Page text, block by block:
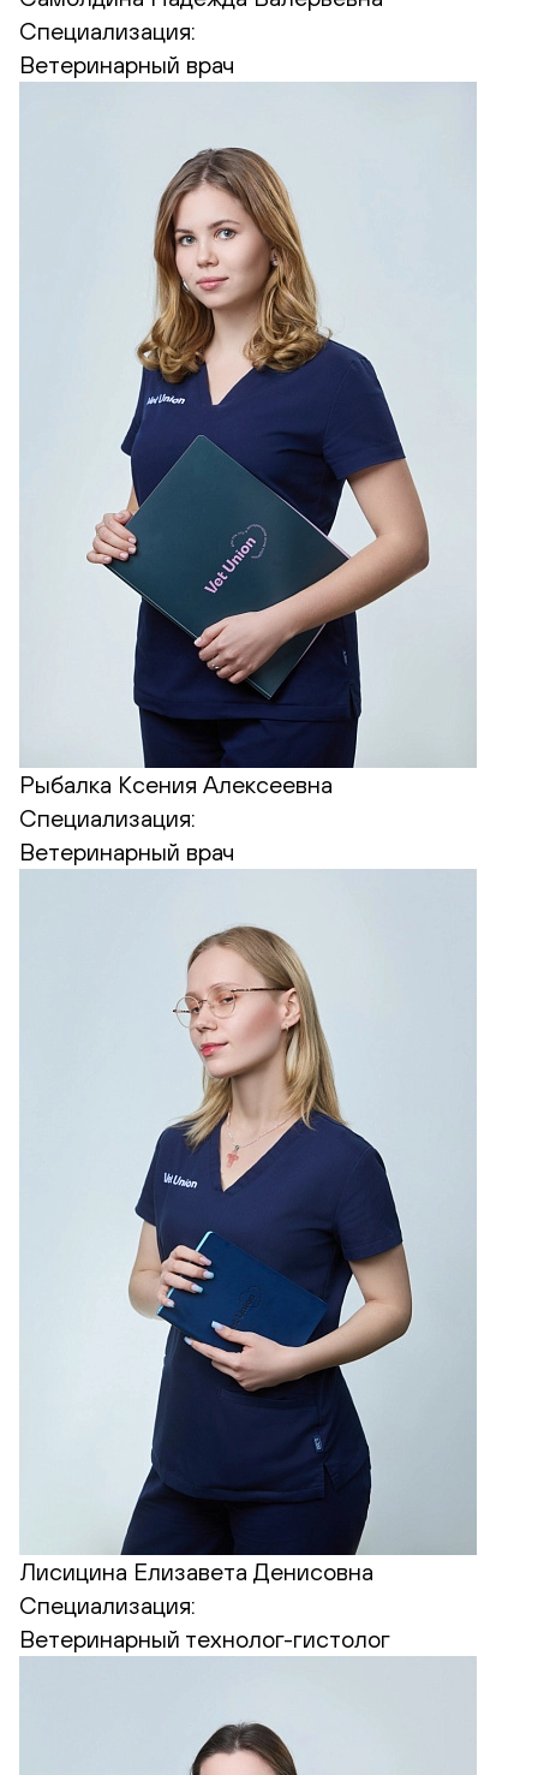
Специализация:
Ветеринарный врач
Рыбалка Ксения Алексеевна
Специализация:
Ветеринарный врач
Лисицина Елизавета Денисовна
Специализация:
Ветеринарный технолог-гистолог